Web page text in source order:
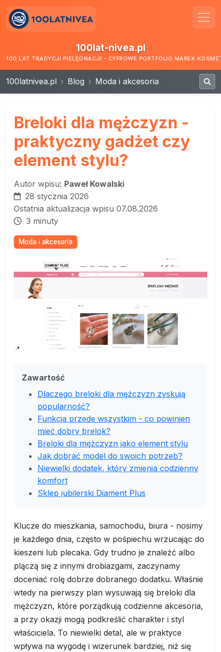
100lat-nivea.pl
100 LAT TRADYCJI PIELĘGNACJI - CYFROWE PORTFOLIO MAREK
100latnivea.pl Blog Moda i akcesoria
Breloki dla mężczyzn -
praktyczny gadżet czy
element stylu?
Autor wpisu: Paweł Kowalski
28 stycznia 2026
Ostatnia aktualizacja wpisu 07.08.2026
3 minuty
Moda i akcesoria
Zawartość
Dlaczego breloki dla mężczyzn zyskują
popularność?
Funkcja przede wszystkim - co powinien
mieć dobry brelok?
Breloki dla mężczyzn jako element stylu
Jak dobrać model do swoich potrzeb?
Niewielki dodatek, który zmienia codzienny
komfort
Sklep jubilerski Diament Plus
Klucze do mieszkania, samochodu, biura - nosimy
je każdego dnia, często w pośpiechu wrzucając do
kieszeni lub plecaka. Gdy trudno je znaleźć albo
plączą się z innymi drobiazgami, zaczynamy
doceniać rolę dobrze dobranego dodatku. Właśnie
wtedy na pierwszy plan wysuwają się breloki dla
mężczyzn, które porządkują codzienne akcesoria,
a przy okazji mogą podkreślić charakter i styl
właściciela. To niewielki detal, ale w praktyce
wpływa na wygodę i wizerunek bardziej, niż się